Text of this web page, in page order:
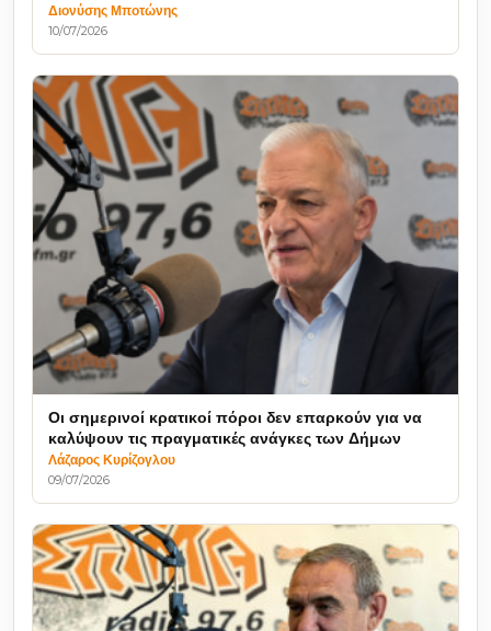
Διονύσης Μποτώνης
10/07/2026
Οι σημερινοί κρατικοί πόροι δεν επαρκούν για να
καλύψουν τις πραγματικές ανάγκες των Δήμων
Λάζαρος Κυρίζογλου
09/07/2026